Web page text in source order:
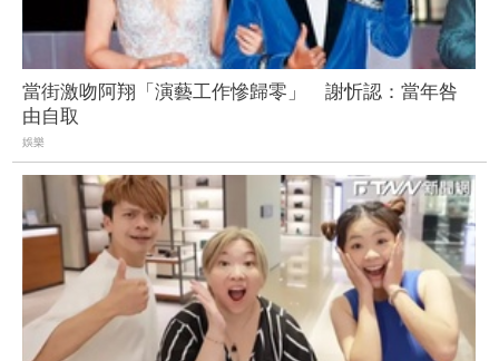
當街激吻阿翔「演藝工作慘歸零」 謝忻認：當年咎
由自取
娛樂